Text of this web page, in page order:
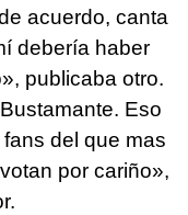
acuerdo, canta
debería haber
publicaba otro.
Eso
del que mas
por cariño»,